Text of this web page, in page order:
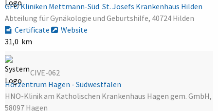
GFO Kliniken Mettmann-Süd  St. Josefs Krankenhaus Hilden
Abteilung für Gynäkologie und Geburtshilfe, 40724 Hilden
Certificate
Website
31,0 km
CIVE-062
Hörzentrum Hagen - Südwestfalen
HNO-Klinik am Katholischen Krankenhaus Hagen gem. GmbH,
58097 Hagen